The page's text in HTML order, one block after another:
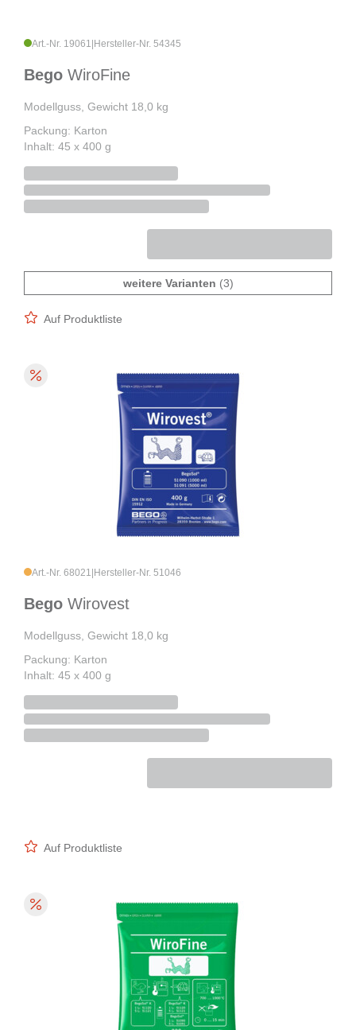
Art.-Nr. 19061 Hersteller-Nr. 54345
Bego WiroFine
Modellguss, Gewicht 18,0 kg
Packung: Karton
Inhalt: 45 x 400 g
weitere Varianten (3)
Auf Produktliste
Art.-Nr. 68021 Hersteller-Nr. 51046
Bego Wirovest
Modellguss, Gewicht 18,0 kg
Packung: Karton
Inhalt: 45 x 400 g
Auf Produktliste